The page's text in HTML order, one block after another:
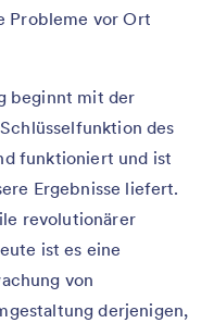
Probleme vor Ort
beginnt mit der
des
funktioniert und ist
Ergebnisse liefert.
revolutionärer
ist es eine
von
derjenigen,